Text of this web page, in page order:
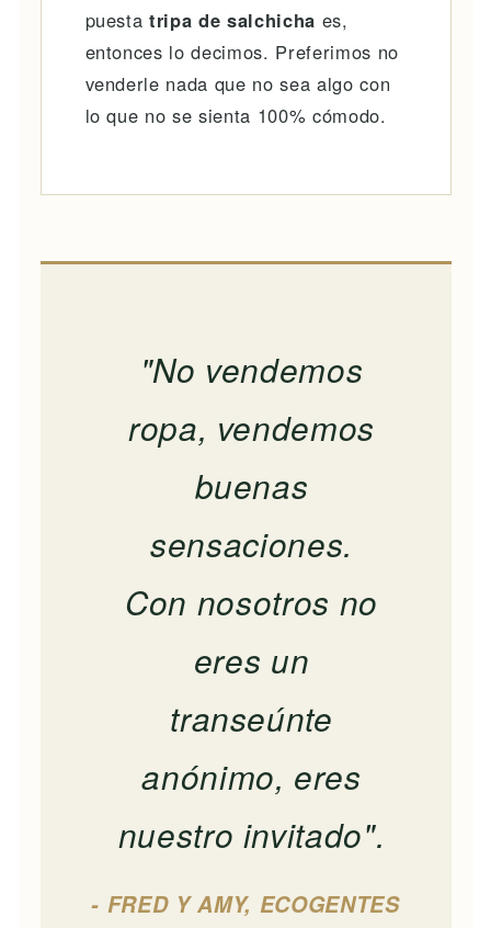
puestatripa de salchicha es,
entonces lo decimos. Preferimos no
venderle nada que no sea algo con
lo que no se sienta 100% cómodo.
"No vendemos
ropa, vendemos
buenas
sensaciones.
Con nosotros no
eres un
transeúnte
anónimo, eres
nuestro invitado".
- FRED Y AMY, ECOGENTES